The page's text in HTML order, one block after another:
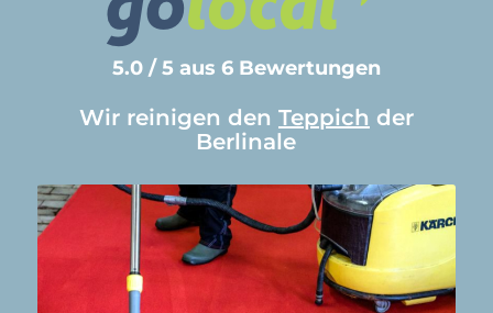
5.0 / 5 aus 6 Bewertungen
Wir reinigen den Teppich der
Berlinale